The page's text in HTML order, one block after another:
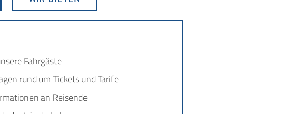
Fahrgäste
rund um Tickets und Tarife
an Reisende